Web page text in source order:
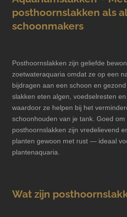
posthoornslakken als
schoonmakers
Posthoornslakken zijn geliefde
zoetwateraquaria omdat ze op een
bijdragen aan een schoon en
slakken eten algen, voedselresten en
waardoor ze helpen bij het
schoonhouden van je tank. Goed om
posthoornslakken zijn vredelievend
planten gewoon met rust — ideaal
plantenaquaria.
Wat zijn